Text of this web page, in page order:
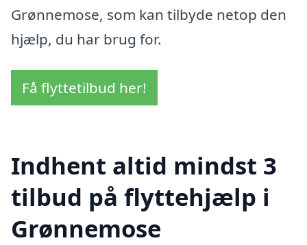
Grønnemose, som kan tilbyde netop den
hjælp, du har brug for.
Få flyttetilbud her!
Indhent altid mindst 3
tilbud på flyttehjælp i
Grønnemose